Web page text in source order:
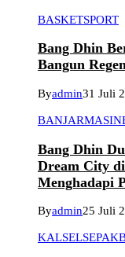
BASKETSPORT
Bang Dhin
Bangun
Byadmin31 Juli
BANJARMASIN
Bang Dhin
Dream City
Menghadapi
Byadmin25 Juli
KALSEL